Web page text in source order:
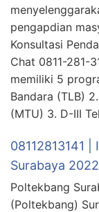
pengapdian
Konsultasi
Chat 0811-281-
memiliki 5
Bandara (TLB)
(MTU) 3. D-III
08112813141
Surabaya
Poltekbang
(Poltekbang)